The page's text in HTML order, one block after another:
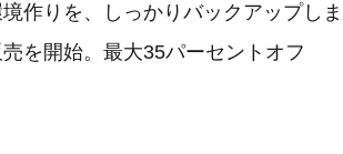
作りを、しっかりバックアップしま
を開始。最大35パーセントオフ